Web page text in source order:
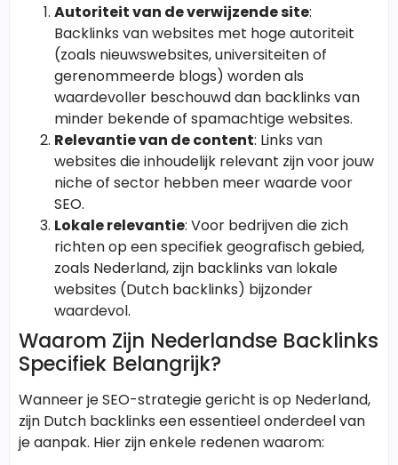
Autoriteit van de verwijzende site:
Backlinks van websites met hoge autoriteit
(zoals nieuwswebsites, universiteiten of
gerenommeerde blogs) worden als
waardevoller beschouwd dan backlinks van
minder bekende of spamachtige websites.
Relevantie van de content: Links van
websites die inhoudelijk relevant zijn voor jouw
niche of sector hebben meer waarde voor
SEO.
Lokale relevantie: Voor bedrijven die zich
richten op een specifiek geografisch gebied,
zoals Nederland, zijn backlinks van lokale
websites (Dutch backlinks) bijzonder
waardevol.
Waarom Zijn Nederlandse Backlinks
Specifiek Belangrijk?
Wanneer je SEO-strategie gericht is op Nederland,
zijn Dutch backlinks een essentieel onderdeel van
je aanpak. Hier zijn enkele redenen waarom: